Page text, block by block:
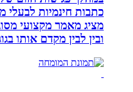
כתבות חינמיות לבעלי
מציג מאמר מקצועי
ובין לבין מקדם אותו בגוגל